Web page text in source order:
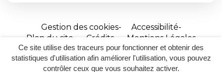
Ce site utilise des traceurs pour fonctionner et obtenir des
statistiques d'utilisation afin améliorer l'utilisation, vous pouvez
contrôler ceux que vous souhaitez activer.
Gestion des cookies
Accessibilité
Plan du site
Crédits
Mentions Légales
Site
réalisé